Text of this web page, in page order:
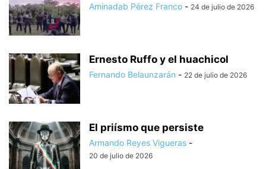
Aminadab Pérez Franco - 24 de julio de 2026
Ernesto Ruffo y el huachicol
Fernando Belaunzarán - 22 de julio de 2026
El priísmo que persiste
Armando Reyes Vigueras -
20 de julio de 2026